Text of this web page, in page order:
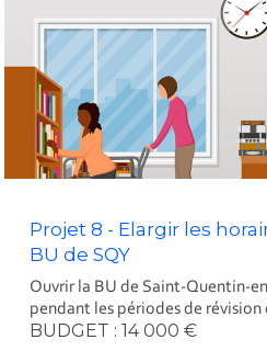
Projet 8 - Elargir les
BU de SQY
Ouvrir la BU de Saint-Quentin-
pendant les périodes de révision
BUDGET : 14 000 €